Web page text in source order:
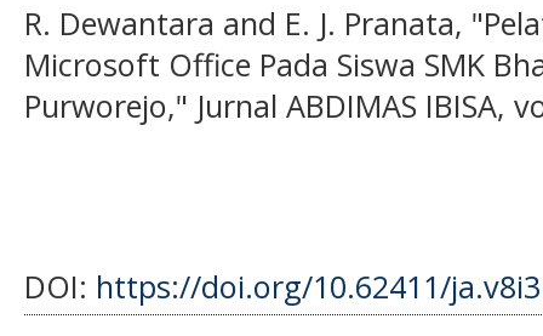
R. Dewantara and E. J. Pranata,
Microsoft Office Pada Siswa SMK
Purworejo," Jurnal ABDIMAS IBISA,
DOI: https://doi.org/10.62411/